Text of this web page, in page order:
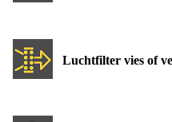
Luchtfilter vies of